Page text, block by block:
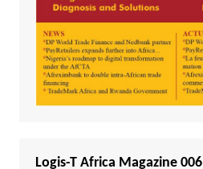
Logis-T Africa Magazine 006